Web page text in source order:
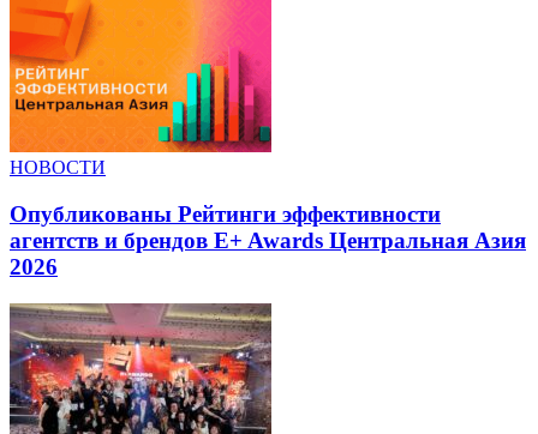
НОВОСТИ
Опубликованы Рейтинги эффективности
агентств и брендов E+ Awards Центральная Азия
2026